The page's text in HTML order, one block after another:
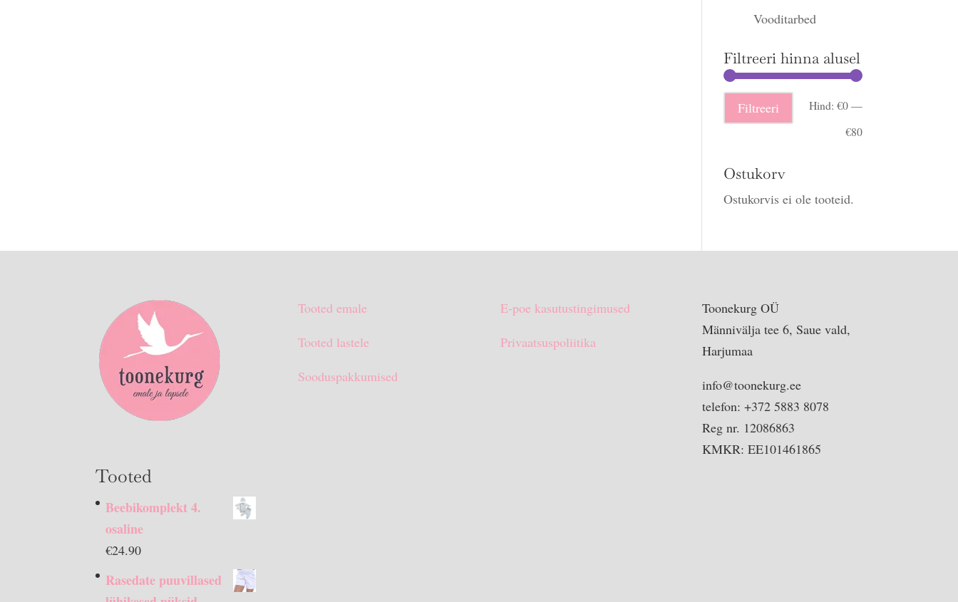
Vooditarbed
Filtreeri hinna alusel
Minimaalne
hind
Maksimaalne
hind
Filtreeri Hind: €0—
€80
Ostukorv
Ostukorvis ei ole tooteid.
Tooted
Beebikomplekt 4.
osaline
€24.90
Rasedate puuvillased
Tooted emale
Tooted lastele
Sooduspakkumised
E-poe kasutustingimused
Privaatsuspoliitika
Toonekurg OÜ
Männivälja tee 6, Saue vald,
Harjumaa
info@toonekurg.ee
telefon: +372 5883 8078
Reg nr. 12086863
KMKR: EE101461865